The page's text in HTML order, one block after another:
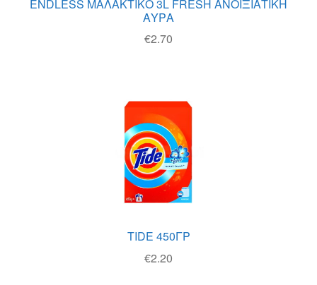
ENDLESS ΜΑΛΑΚΤΙΚΟ 3L FRESH ΑΝΟΙΞΙΑΤΙΚΗ
ΑΥΡΑ
€2.70
TIDE 450ΓΡ
€2.20